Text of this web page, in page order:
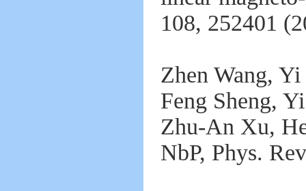
108, 252401
Zhen Wang,
Feng Sheng,
Zhu-An Xu,
NbP, Phys.